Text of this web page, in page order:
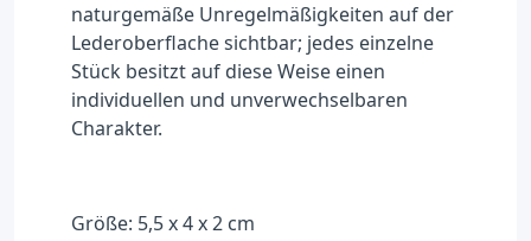
naturgemäße Unregelmäßigkeiten auf der
Lederoberflache sichtbar; jedes einzelne
Stück besitzt auf diese Weise einen
individuellen und unverwechselbaren
Charakter.
Größe: 5,5 x 4 x 2 cm